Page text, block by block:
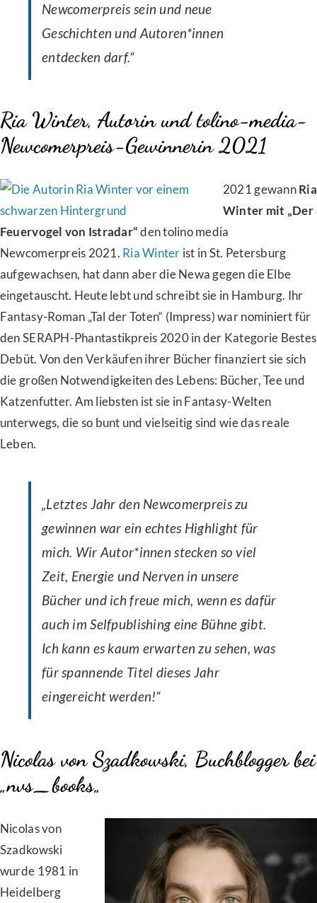
Newcomerpreis sein und neue
Geschichten und Autoren*innen
entdecken darf.“
Ria Winter, Autorin und tolino-media-
Newcomerpreis-Gewinnerin 2021
2021 gewannRia
Winter mit „Der
Feuervogel von Istradar“den tolino media
Newcomerpreis 2021. Ria Winter ist in St. Petersburg
aufgewachsen, hat dann aber die Newa gegen die Elbe
eingetauscht. Heute lebt und schreibt sie in Hamburg. Ihr
Fantasy-Roman „Tal der Toten“ (Impress) war nominiert für
den SERAPH-Phantastikpreis 2020 in der Kategorie Bestes
Debüt. Von den Verkäufen ihrer Bücher finanziert sie sich
die großen Notwendigkeiten des Lebens: Bücher, Tee und
Katzenfutter. Am liebsten ist sie in Fantasy-Welten
unterwegs, die so bunt und vielseitig sind wie das reale
Leben.
„Letztes Jahr den Newcomerpreis zu
gewinnen war ein echtes Highlight für
mich. Wir Autor*innen stecken so viel
Zeit, Energie und Nerven in unsere
Bücher und ich freue mich, wenn es dafür
auch im Selfpublishing eine Bühne gibt.
Ich kann es kaum erwarten zu sehen, was
für spannende Titel dieses Jahr
eingereicht werden!“
Nicolas von Szadkowski, Buchblogger bei
„nvs_books„
Nicolas von
Szadkowski
wurde 1981 in
Heidelberg